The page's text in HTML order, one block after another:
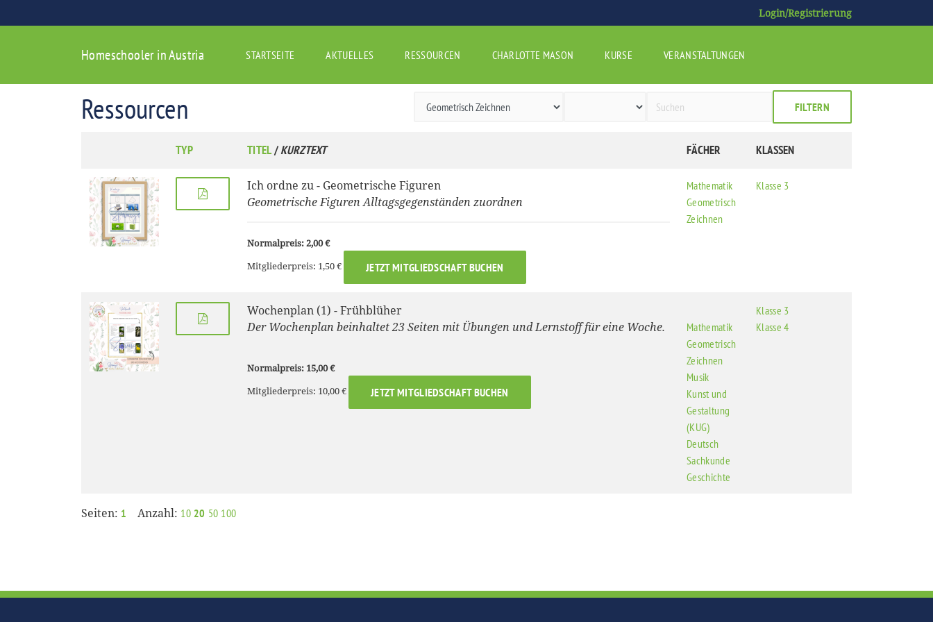
Login/Registrierung
Homeschooler in Austria STARTSEITE AKTUELLES RESSOURCEN CHARLOTTE MASON KURSE VERANSTALTUNGEN
Ressourcen FILTERN
TYP TITEL/KURZTEXT FÄCHER KLASSEN
Ich ordne zu - Geometrische Figuren
Geometrische Figuren Alltagsgegenständen zuordnen
Normalpreis: 2,00 €
Mitgliederpreis: 1,50 €
JETZT MITGLIEDSCHAFT BUCHEN
Mathematik
Geometrisch
Zeichnen
Klasse 3
Wochenplan (1) - Frühblüher
Der Wochenplan beinhaltet 23 Seiten mit Übungen und Lernstoff für eine Woche.
Normalpreis: 15,00 €
Mitgliederpreis: 10,00 €
JETZT MITGLIEDSCHAFT BUCHEN
Mathematik
Geometrisch
Zeichnen
Musik
Kunst und
Gestaltung
(KUG)
Deutsch
Sachkunde
Geschichte
Klasse 3
Klasse 4
Seiten: 1 Anzahl: 10 20 50 100